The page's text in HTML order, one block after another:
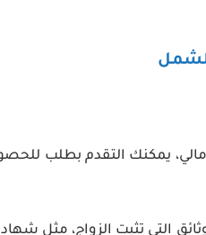
يمكنك التقدم بطلب
التي تثبت الزواج، مثل